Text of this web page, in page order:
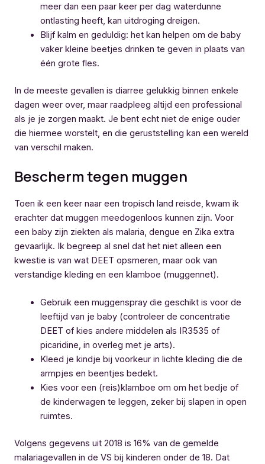
meer dan een paar keer per dag waterdunne
ontlasting heeft, kan uitdroging dreigen.
Blijf kalm en geduldig: het kan helpen om de baby
vaker kleine beetjes drinken te geven in plaats van
één grote fles.
In de meeste gevallen is diarree gelukkig binnen enkele
dagen weer over, maar raadpleeg altijd een professional
als je je zorgen maakt. Je bent echt niet de enige ouder
die hiermee worstelt, en die geruststelling kan een wereld
van verschil maken.
Bescherm tegen muggen
Toen ik een keer naar een tropisch land reisde, kwam ik
erachter dat muggen meedogenloos kunnen zijn. Voor
een baby zijn ziekten als malaria, dengue en Zika extra
gevaarlijk. Ik begreep al snel dat het niet alleen een
kwestie is van wat DEET opsmeren, maar ook van
verstandige kleding en een klamboe (muggennet).
Gebruik een muggenspray die geschikt is voor de
leeftijd van je baby (controleer de concentratie
DEET of kies andere middelen als IR3535 of
picaridine, in overleg met je arts).
Kleed je kindje bij voorkeur in lichte kleding die de
armpjes en beentjes bedekt.
Kies voor een (reis)klamboe om om het bedje of
de kinderwagen te leggen, zeker bij slapen in open
ruimtes.
Volgens gegevens uit 2018 is 16% van de gemelde
malariagevallen in de VS bij kinderen onder de 18. Dat